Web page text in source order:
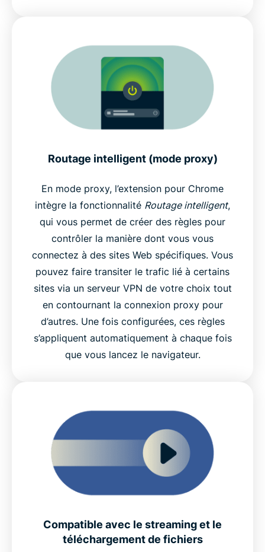
Routage intelligent (mode proxy)
En mode proxy, l’extension pour Chrome
intègre la fonctionnalité Routage intelligent,
qui vous permet de créer des règles pour
contrôler la manière dont vous vous
connectez à des sites Web spécifiques. Vous
pouvez faire transiter le trafic lié à certains
sites via un serveur VPN de votre choix tout
en contournant la connexion proxy pour
d’autres. Une fois configurées, ces règles
s’appliquent automatiquement à chaque fois
que vous lancez le navigateur.
Compatible avec le streaming et le
téléchargement de fichiers